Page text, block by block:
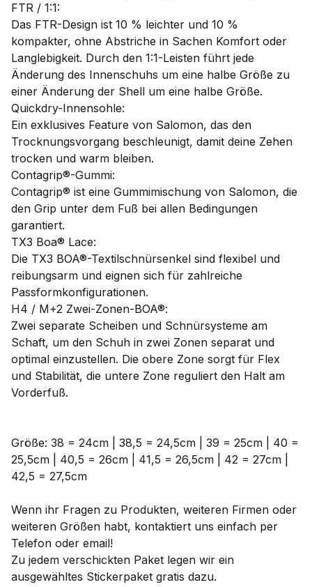
FTR / 1:1:
Das FTR-Design ist 10 % leichter und 10 %
kompakter, ohne Abstriche in Sachen Komfort oder
Langlebigkeit. Durch den 1:1-Leisten führt jede
Änderung des Innenschuhs um eine halbe Größe zu
einer Änderung der Shell um eine halbe Größe.
Quickdry-Innensohle:
Ein exklusives Feature von Salomon, das den
Trocknungsvorgang beschleunigt, damit deine Zehen
trocken und warm bleiben.
Contagrip®-Gummi:
Contagrip® ist eine Gummimischung von Salomon, die
den Grip unter dem Fuß bei allen Bedingungen
garantiert.
TX3 Boa® Lace:
Die TX3 BOA®-Textilschnürsenkel sind flexibel und
reibungsarm und eignen sich für zahlreiche
Passformkonfigurationen.
H4 / M+2 Zwei-Zonen-BOA®:
Zwei separate Scheiben und Schnürsysteme am
Schaft, um den Schuh in zwei Zonen separat und
optimal einzustellen. Die obere Zone sorgt für Flex
und Stabilität, die untere Zone reguliert den Halt am
Vorderfuß.
Größe: 38 = 24cm | 38,5 = 24,5cm | 39 = 25cm | 40 =
25,5cm | 40,5 = 26cm | 41,5 = 26,5cm | 42 = 27cm |
42,5 = 27,5cm
Wenn ihr Fragen zu Produkten, weiteren Firmen oder
weiteren Größen habt, kontaktiert uns einfach per
Telefon oder email!
Zu jedem verschickten Paket legen wir ein
ausgewähltes Stickerpaket gratis dazu.